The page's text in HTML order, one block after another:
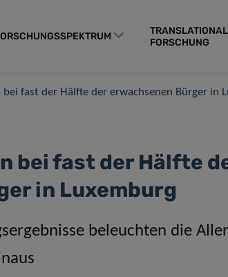
FORSCHUNG
fast der Hälfte der erwachsenen Bürger in
bei fast der Hälfte
in Luxemburg
beleuchten die